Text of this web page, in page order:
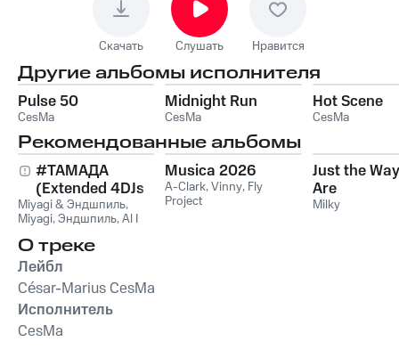
Скачать Слушать Нравится
Другие альбомы исполнителя
Pulse 50
CesMa
Midnight Run
CesMa
Hot Scene
CesMa
Рекомендованные альбомы
#ТАМАДА
(Extended 4DJs
Pack)
Miyagi & Эндшпиль,
Miyagi,Эндшпиль,Al I
Musica 2026
A-Clark,Vinny, Fly
Project
Just the
Are
Milky
О треке
Лейбл
César-Marius CesMa
Исполнитель
CesMa